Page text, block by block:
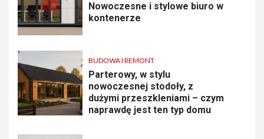
Nowoczesne i stylowe biuro w
kontenerze
BUDOWA I REMONT
Parterowy, w stylu
nowoczesnej stodoły, z
dużymi przeszkleniami – czym
naprawdę jest ten typ domu